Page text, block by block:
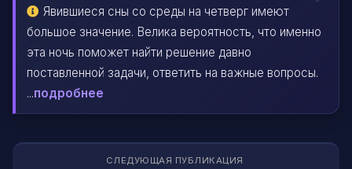
Явившиеся сны со среды на четверг имеют
большое значение. Велика вероятность, что именно
эта ночь поможет найти решение давно
поставленной задачи, ответить на важные вопросы.
...подробнее
СЛЕДУЮЩАЯ ПУБЛИКАЦИЯ